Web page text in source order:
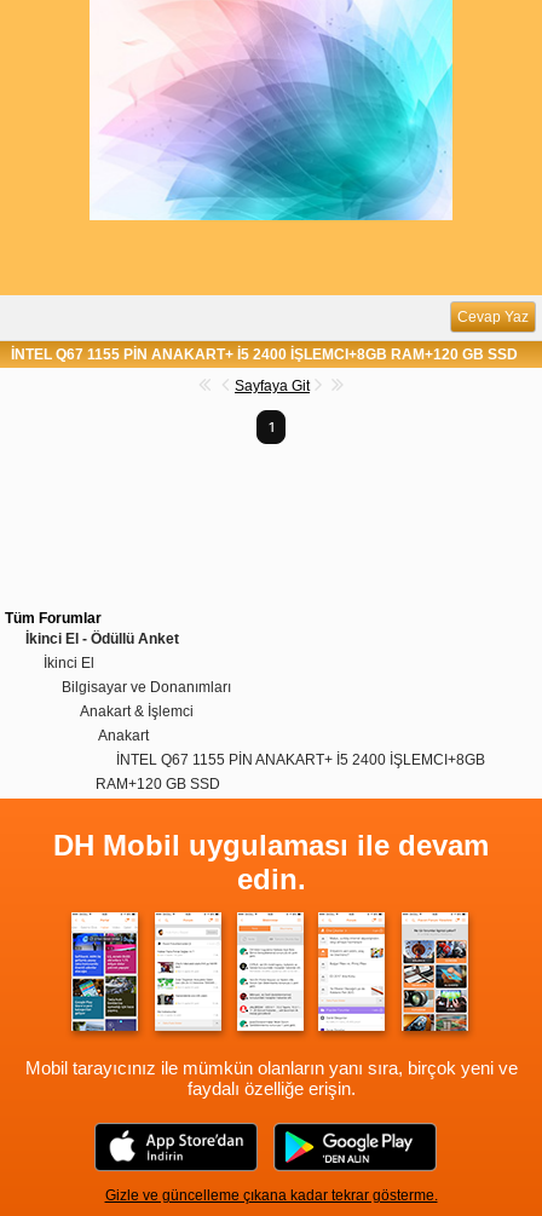
Cevap Yaz
İNTEL Q67 1155 PİN ANAKART+ İ5 2400 İŞLEMCI+8GB RAM+120 GB SSD
Sayfaya Git
1
Tüm Forumlar
İkinci El - Ödüllü Anket
İkinci El
Bilgisayar ve Donanımları
Anakart & İşlemci
Anakart
İNTEL Q67 1155 PİN ANAKART+ İ5 2400 İŞLEMCI+8GB
RAM+120 GB SSD
DH Mobil uygulaması ile devam
edin.
Mobil tarayıcınız ile mümkün olanların yanı sıra, birçok yeni ve
faydalı özelliğe erişin.
Gizle ve güncelleme çıkana kadar tekrar gösterme.